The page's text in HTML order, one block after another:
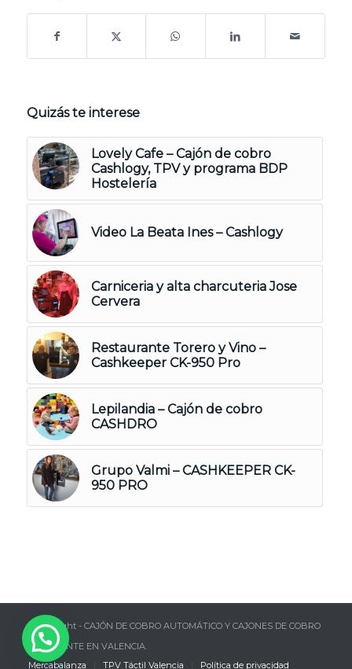
Quizás te interese
Lovely Cafe – Cajón de cobro
Cashlogy, TPV y programa BDP
Hostelería
Video La Beata Ines – Cashlogy
Carniceria y alta charcuteria Jose
Cervera
Restaurante Torero y Vino –
Cashkeeper CK-950 Pro
Lepilandia – Cajón de cobro
CASHDRO
Grupo Valmi – CASHKEEPER CK-
950 PRO
© Copyright - CAJÓN DE COBRO AUTOMÁTICO Y CAJONES DE COBRO
INTELIGENTE EN VALENCIA.
Mercabalanza
TPV Táctil Valencia Política de privacidad